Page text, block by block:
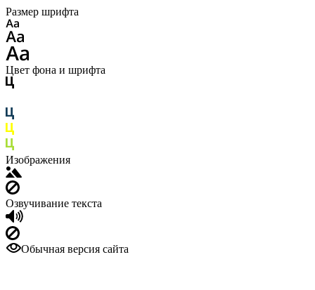
Размер шрифта
Цвет фона и шрифта
Изображения
Озвучивание текста
Обычная версия сайта